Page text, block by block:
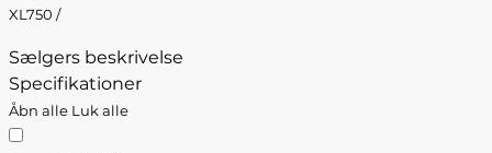
XL750 /
Sælgers beskrivelse
Specifikationer
Åbn alle Luk alle